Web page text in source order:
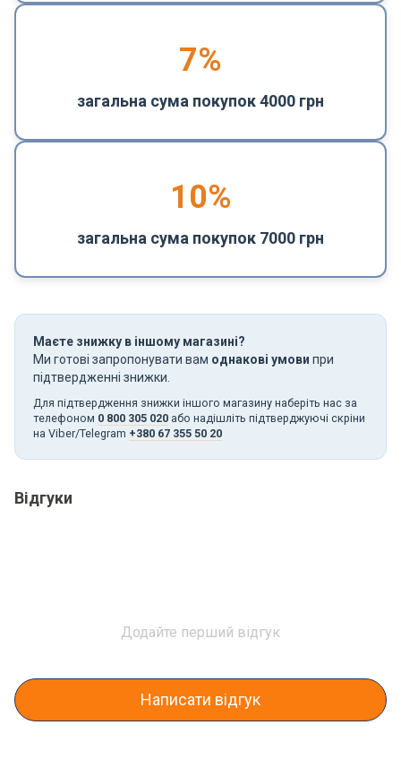
7%
загальна сума покупок 4000 грн
10%
загальна сума покупок 7000 грн
Маєте знижку в іншому магазині?
Ми готові запропонувати вам однакові умови при
підтвердженні знижки.
Для підтвердження знижки іншого магазину наберіть нас за
телефоном 0 800 305 020 або надішліть підтверджуючі скріни
на Viber/Telegram +380 67 355 50 20
Відгуки
Додайте перший відгук
Написати відгук